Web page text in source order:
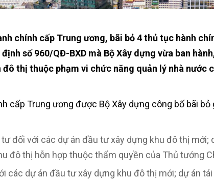
chính cấp Trung ương, bãi bỏ 4 thủ tục hành
số 960/QĐ-BXD mà Bộ Xây dựng vừa ban
thị thuộc phạm vi chức năng quản lý nhà nước
cấp Trung ương được Bộ Xây dựng công bố bãi bỏ
đối với các dự án đầu tư xây dựng khu đô thị mới;
đô thị hỗn hợp thuộc thẩm quyền của Thủ tướng
các dự án đầu tư xây dựng khu đô thị mới; dự án